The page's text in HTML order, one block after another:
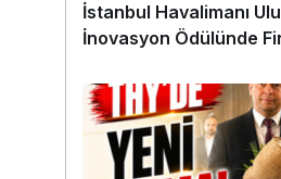
İstanbul Havalimanı
İnovasyon Ödülünde